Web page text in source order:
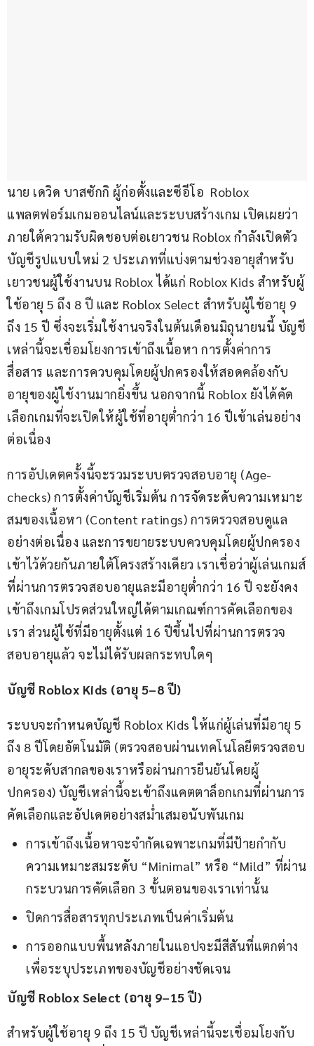
นาย เดวิด บาสซักกิ ผู้ก่อตั้งและซีอีโอ  Roblox
แพลตฟอร์มเกมออนไลน์และระบบสร้างเกม เปิดเผยว่า
ภายใต้ความรับผิดชอบต่อเยาวชน Roblox กำลังเปิดตัว
บัญชีรูปแบบใหม่ 2 ประเภทที่แบ่งตามช่วงอายุสำหรับ
เยาวชนผู้ใช้งานบน Roblox ได้แก่ Roblox Kids สำหรับผู้
ใช้อายุ 5 ถึง 8 ปี และ Roblox Select สำหรับผู้ใช้อายุ 9
ถึง 15 ปี ซึ่งจะเริ่มใช้งานจริงในต้นเดือนมิถุนายนนี้ บัญชี
เหล่านี้จะเชื่อมโยงการเข้าถึงเนื้อหา การตั้งค่าการ
สื่อสาร และการควบคุมโดยผู้ปกครองให้สอดคล้องกับ
อายุของผู้ใช้งานมากยิ่งขึ้น นอกจากนี้ Roblox ยังได้คัด
เลือกเกมที่จะเปิดให้ผู้ใช้ที่อายุต่ำกว่า 16 ปีเข้าเล่นอย่าง
ต่อเนื่อง
การอัปเดตครั้งนี้จะรวมระบบตรวจสอบอายุ (Age-
checks) การตั้งค่าบัญชีเริ่มต้น การจัดระดับความเหมาะ
สมของเนื้อหา (Content ratings) การตรวจสอบดูแล
อย่างต่อเนื่อง และการขยายระบบควบคุมโดยผู้ปกครอง
เข้าไว้ด้วยกันภายใต้โครงสร้างเดียว เราเชื่อว่าผู้เล่นเกมส์
ที่ผ่านการตรวจสอบอายุและมีอายุต่ำกว่า 16 ปี จะยังคง
เข้าถึงเกมโปรดส่วนใหญ่ได้ตามเกณฑ์การคัดเลือกของ
เรา ส่วนผู้ใช้ที่มีอายุตั้งแต่ 16 ปีขึ้นไปที่ผ่านการตรวจ
สอบอายุแล้ว จะไม่ได้รับผลกระทบใดๆ
บัญชี Roblox Kids (อายุ 5–8 ปี)
ระบบจะกำหนดบัญชี Roblox Kids ให้แก่ผู้เล่นที่มีอายุ 5
ถึง 8 ปีโดยอัตโนมัติ (ตรวจสอบผ่านเทคโนโลยีตรวจสอบ
อายุระดับสากลของเราหรือผ่านการยืนยันโดยผู้
ปกครอง) บัญชีเหล่านี้จะเข้าถึงแคตตาล็อกเกมที่ผ่านการ
คัดเลือกและอัปเดตอย่างสม่ำเสมอนับพันเกม
การเข้าถึงเนื้อหาจะจำกัดเฉพาะเกมที่มีป้ายกำกับ
ความเหมาะสมระดับ “Minimal” หรือ “Mild” ที่ผ่าน
กระบวนการคัดเลือก 3 ขั้นตอนของเราเท่านั้น
ปิดการสื่อสารทุกประเภทเป็นค่าเริ่มต้น
การออกแบบพื้นหลังภายในแอปจะมีสีสันที่แตกต่าง
เพื่อระบุประเภทของบัญชีอย่างชัดเจน
บัญชี Roblox Select (อายุ 9–15 ปี)
สำหรับผู้ใช้อายุ 9 ถึง 15 ปี บัญชีเหล่านี้จะเชื่อมโยงกับ